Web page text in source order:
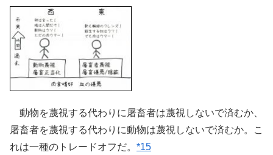
動物を蔑視する代わりに屠畜者は蔑視しないで済むか、
屠畜者を蔑視する代わりに動物は蔑視しないで済むか。こ
れは一種のトレードオフだ。 *15